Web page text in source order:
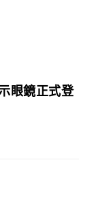
眼鏡正式登